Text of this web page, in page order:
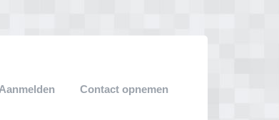
Contact opnemen